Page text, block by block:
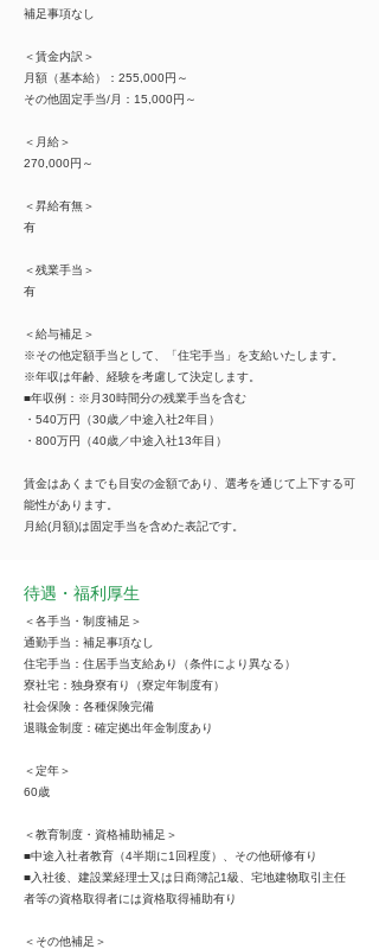
補足事項なし
＜賃金内訳＞
月額（基本給）：255,000円～
その他固定手当/月：15,000円～
＜月給＞
270,000円～
＜昇給有無＞
有
＜残業手当＞
有
＜給与補足＞
※その他定額手当として、「住宅手当」を支給いたします。
※年収は年齢、経験を考慮して決定します。
■年収例：※月30時間分の残業手当を含む
・540万円（30歳／中途入社2年目）
・800万円（40歳／中途入社13年目）
賃金はあくまでも目安の金額であり、選考を通じて上下する可
能性があります。
月給(月額)は固定手当を含めた表記です。
待遇・福利厚生
＜各手当・制度補足＞
通勤手当：補足事項なし
住宅手当：住居手当支給あり（条件により異なる）
寮社宅：独身寮有り（寮定年制度有）
社会保険：各種保険完備
退職金制度：確定拠出年金制度あり
＜定年＞
60歳
＜教育制度・資格補助補足＞
■中途入社者教育（4半期に1回程度）、その他研修有り
■入社後、建設業経理士又は日商簿記1級、宅地建物取引主任
者等の資格取得者には資格取得補助有り
＜その他補足＞